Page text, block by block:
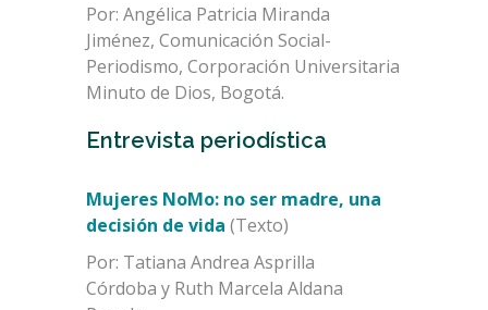
Por: Angélica Patricia Miranda
Jiménez, Comunicación Social-
Periodismo, Corporación Universitaria
Minuto de Dios, Bogotá.
Entrevista periodística
Mujeres NoMo: no ser madre, una
decisión de vida (Texto)
Por: Tatiana Andrea Asprilla
Córdoba y Ruth Marcela Aldana